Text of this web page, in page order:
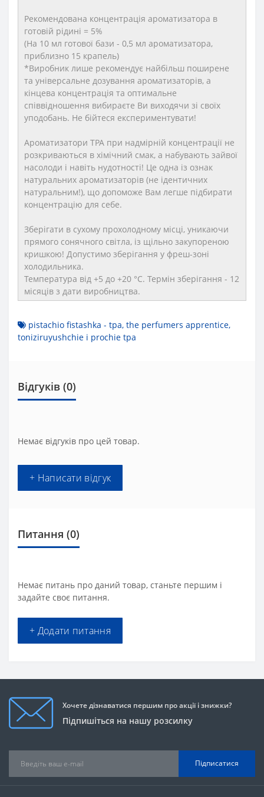
Рекомендована концентрація ароматизатора в
готовій рідині = 5%
(На 10 мл готової бази - 0,5 мл ароматизатора,
приблизно 15 крапель)
*Виробник лише рекомендує найбільш поширене
та універсальне дозування ароматизаторів, а
кінцева концентрація та оптимальне
співвідношення вибираєте Ви виходячи зі своїх
уподобань. Не бійтеся експериментувати!
Ароматизатори TPA при надмірній концентрації не
розкриваються в хімічний смак, а набувають зайвої
насолоди і навіть нудотності! Це одна із ознак
натуральних ароматизаторів (не ідентичних
натуральним!), що допоможе Вам легше підбирати
концентрацію для себе.
Зберігати в сухому прохолодному місці, уникаючи
прямого сонячного світла, із щільно закупореною
кришкою! Допустимо зберігання у фреш-зоні
холодильника.
Температура від +5 до +20 °C. Термін зберігання - 12
місяців з дати виробництва.
pistachio fistashka - tpa, the perfumers apprentice,
toniziruyushchie і prochie tpa
Відгуків (0)
Немає відгуків про цей товар.
+ Написати відгук
Питання (0)
Немає питань про даний товар, станьте першим і
задайте своє питання.
+ Додати питання
Хочете дізнаватися першим про акції і знижки?
Підпишіться на нашу розсилку
Підписатися